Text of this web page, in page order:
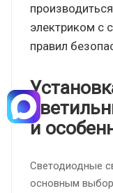
электриком с
правил
и
Светодиодные
основным